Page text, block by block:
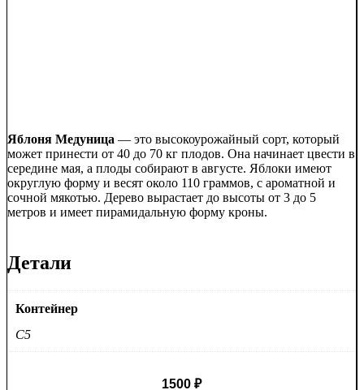
Яблоня Медуница — это высокоурожайный сорт, который
может принести от 40 до 70 кг плодов. Она начинает цвести в
середине мая, а плоды собирают в августе. Яблоки имеют
округлую форму и весят около 110 граммов, с ароматной и
сочной мякотью. Дерево вырастает до высоты от 3 до 5
метров и имеет пирамидальную форму кроны.
Детали
Контейнер
C5
1500 ₽